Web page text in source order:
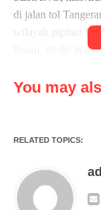
di jalan tol
wilayah pipitan
Pukul. 06.00 WIB.
Dari rekaman
proses evakuasi
ngebut dan ugal-
Tampak dalam
mengalami luka-
You may
RELATED TOPICS: